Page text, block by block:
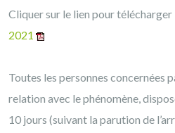
Cliquer sur le lien pour télécharger
2021
Toutes les personnes concernées
relation avec le phénomène,
10 jours (suivant la parution de